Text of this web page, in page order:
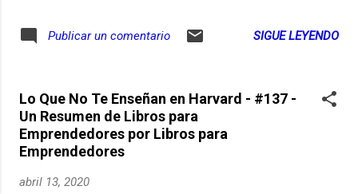
11:15PM Suscríbete en iPhone / iPad
Publicar un comentario SIGUE LEYENDO
Lo Que No Te Enseñan en Harvard - #137 -
Un Resumen de Libros para
Emprendedores por Libros para
Emprendedores
abril 13, 2020